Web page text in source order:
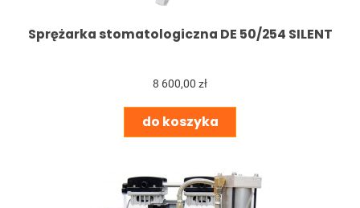
Sprężarka stomatologiczna DE 50/254 SILENT
8 600,00 zł
do koszyka